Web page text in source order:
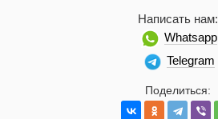
Поделиться:
Написать нам:
Whatsapp
Telegram